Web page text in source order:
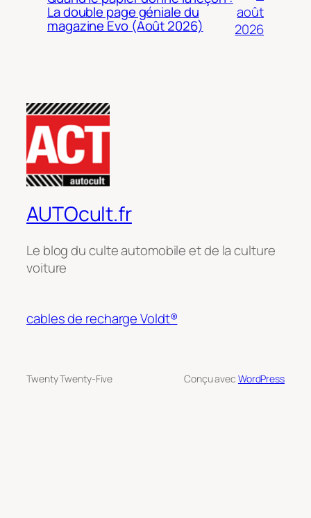
La double page géniale du
magazine Evo (Août 2026)
août
2026
AUTOcult.fr
Le blog du culte automobile et de la culture
voiture
cables de recharge Voldt®
Twenty Twenty-Five Conçu avec WordPress